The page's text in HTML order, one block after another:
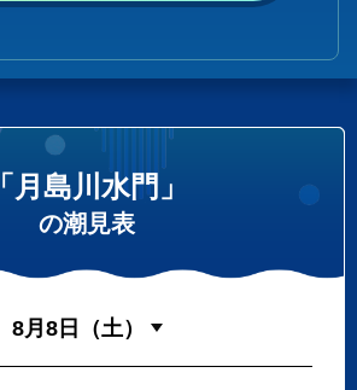
「月島川水門」
の潮見表